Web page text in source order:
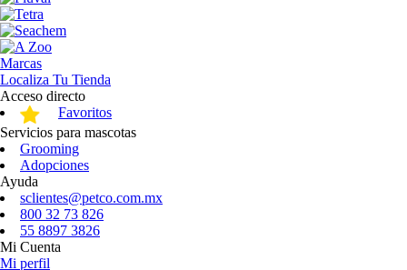
Marcas
Localiza Tu Tienda
Acceso directo
Favoritos
Servicios para mascotas
Grooming
Adopciones
Ayuda
sclientes@petco.com.mx
800 32 73 826
55 8897 3826
Mi Cuenta
Mi perfil